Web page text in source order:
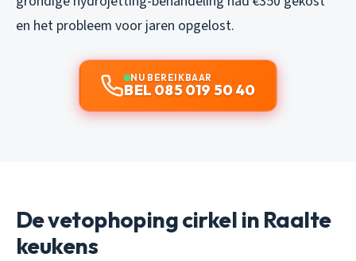
en het probleem voor jaren opgelost.
NU BEREIKBAAR
BEL 085 019 50 40
De vetophoping cirkel in Raalte
keukens